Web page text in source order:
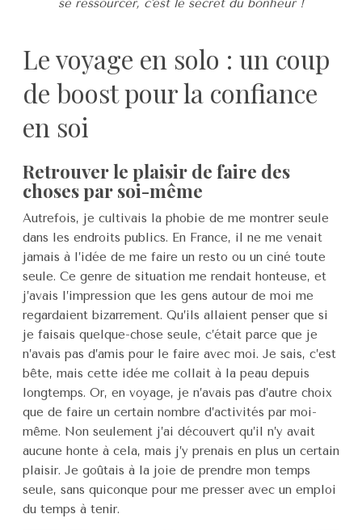
se ressourcer, c'est le secret du bonheur !
Le voyage en solo : un coup
de boost pour la confiance
en soi
Retrouver le plaisir de faire des
choses par soi-même
Autrefois, je cultivais la phobie de me montrer seule
dans les endroits publics. En France, il ne me venait
jamais à l’idée de me faire un resto ou un ciné toute
seule. Ce genre de situation me rendait honteuse, et
j’avais l’impression que les gens autour de moi me
regardaient bizarrement. Qu’ils allaient penser que si
je faisais quelque-chose seule, c’était parce que je
n’avais pas d’amis pour le faire avec moi. Je sais, c’est
bête, mais cette idée me collait à la peau depuis
longtemps. Or, en voyage, je n’avais pas d’autre choix
que de faire un certain nombre d’activités par moi-
même. Non seulement j’ai découvert qu’il n’y avait
aucune honte à cela, mais j’y prenais en plus un certain
plaisir. Je goûtais à la joie de prendre mon temps
seule, sans quiconque pour me presser avec un emploi
du temps à tenir.